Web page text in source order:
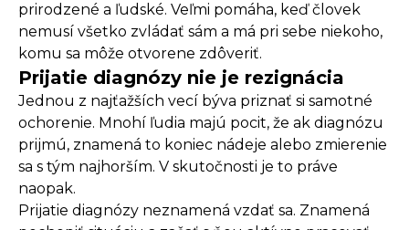
prirodzené a ľudské. Veľmi pomáha, keď človek
nemusí všetko zvládať sám a má pri sebe niekoho,
komu sa môže otvorene zdôveriť.
Prijatie diagnózy nie je rezignácia
Jednou z najťažších vecí býva priznať si samotné
ochorenie. Mnohí ľudia majú pocit, že ak diagnózu
prijmú, znamená to koniec nádeje alebo zmierenie
sa s tým najhorším. V skutočnosti je to práve
naopak.
Prijatie diagnózy neznamená vzdať sa. Znamená